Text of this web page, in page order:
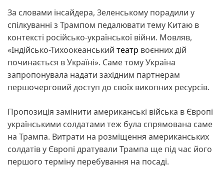
За словами інсайдера, Зеленському порадили у
спілкуванні з Трампом педалювати тему Китаю в
контексті російсько-української війни. Мовляв,
«Індійсько-Тихоокеанський театр воєнних дій
починається в Україні». Саме тому Україна
запропонувала надати західним партнерам
першочерговий доступ до своїх викопних ресурсів.
Пропозиція замінити американські війська в Європі
українськими солдатами теж була спрямована саме
на Трампа. Витрати на розміщення американських
солдатів у Європі дратували Трампа ще під час його
першого терміну перебування на посаді.